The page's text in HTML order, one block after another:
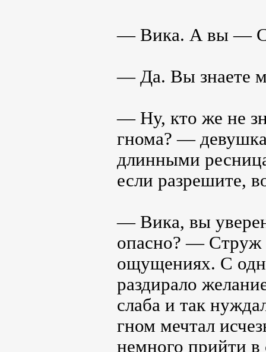
— Вика. А вы —
— Да. Вы знаете
— Ну, кто же не
гнома? — девушка
длинными
если разрешите,
— Вика, вы
опасно? — Струж
ощущениях. С
раздирало
слаба и так
гном мечтал
немного прийти в